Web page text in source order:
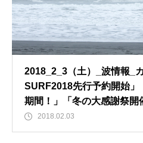
2018_2_3（土）_波情報_
SURF2018先行予約開始」
期間！」「冬の大感謝祭開
2018.02.03